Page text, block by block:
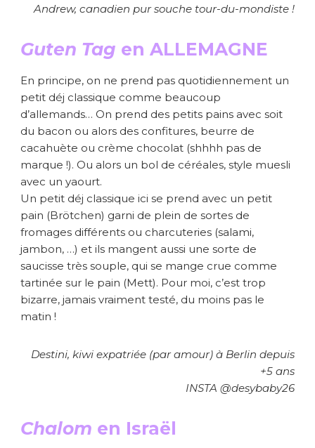
Andrew, canadien pur souche tour-du-mondiste !
Guten Tag en ALLEMAGNE
En principe, on ne prend pas quotidiennement un
petit déj classique comme beaucoup
d’allemands… On prend des petits pains avec soit
du bacon ou alors des confitures, beurre de
cacahuète ou crème chocolat (shhhh pas de
marque !). Ou alors un bol de céréales, style muesli
avec un yaourt.
Un petit déj classique ici se prend avec un petit
pain (Brötchen) garni de plein de sortes de
fromages différents ou charcuteries (salami,
jambon, …) et ils mangent aussi une sorte de
saucisse très souple, qui se mange crue comme
tartinée sur le pain (Mett). Pour moi, c’est trop
bizarre, jamais vraiment testé, du moins pas le
matin !
Destini, kiwi expatriée (par amour) à Berlin depuis
+5 ans
INSTA @desybaby26
Chalom en Israël